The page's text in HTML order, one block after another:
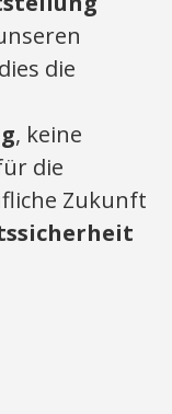
die
, keine
die
Zukunft